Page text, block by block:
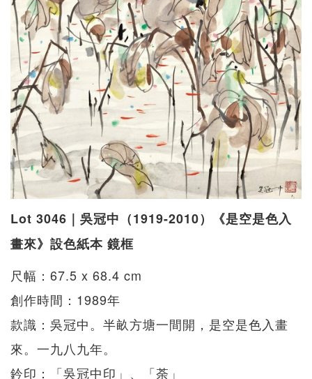
Lot 3046｜吳冠中（1919-2010）《是空是色入
畫來》設色紙本 鏡框
尺幅：67.5 x 68.4 cm
創作時間：1989年
款識：吳冠中。半畝方塘一間開，是空是色入畫
來。一九八九年。
鈐印：「吳冠中印」、「荼」